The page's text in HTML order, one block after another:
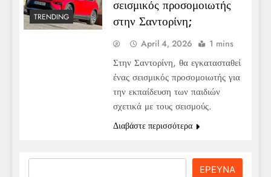
TRENDING
σεισμικός προσομοιωτής
στην Σαντορίνη;
April 4, 2026 1 mins
Στην Σαντορίνη, θα εγκατασταθεί
ένας σεισμικός προσομοιωτής για
την εκπαίδευση των παιδιών
σχετικά με τους σεισμούς.
Διαβάστε περισσότερα
ΕΡΕΥΝΑ